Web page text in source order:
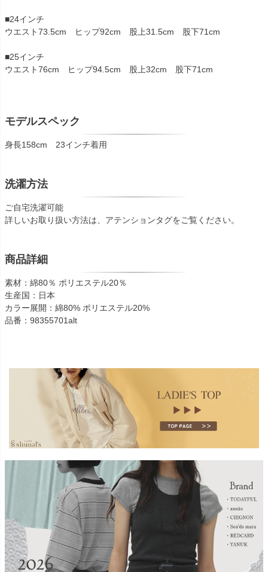
■24インチ
ウエスト73.5cm ヒップ92cm 股上31.5cm 股下71cm
■25インチ
ウエスト76cm ヒップ94.5cm 股上32cm 股下71cm
モデルスペック
身長158cm 23インチ着用
洗濯方法
ご自宅洗濯可能
詳しいお取り扱い方法は、アテンションタグをご覧ください。
商品詳細
素材：綿80％ ポリエステル20％
生産国：日本
カラー展開：綿80% ポリエステル20%
品番：98355701alt